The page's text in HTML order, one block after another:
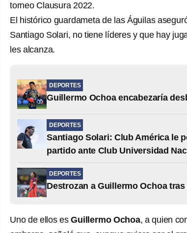
torneo Clausura 2022.
El histórico guardameta de las Águilas
Santiago Solari, no tiene líderes y que hay
les alcanza.
DEPORTES
Guillermo Ochoa encabezaría
DEPORTES
Santiago Solari: Club América le
partido ante Club Universidad
DEPORTES
Destrozan a Guillermo Ochoa
Uno de ellos esGuillermo Ochoa, a quien